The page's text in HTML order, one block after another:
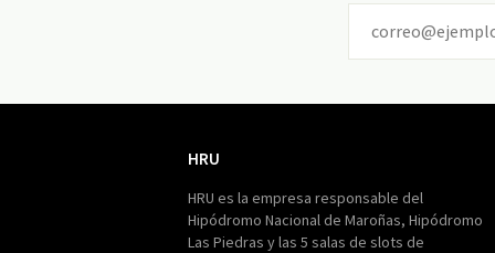
HRU
HRU es la empresa responsable del
Hipódromo Nacional de Maroñas, Hipódromo
Las Piedras y las 5 salas de slots de